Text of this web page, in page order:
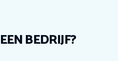
BEDRIJF?